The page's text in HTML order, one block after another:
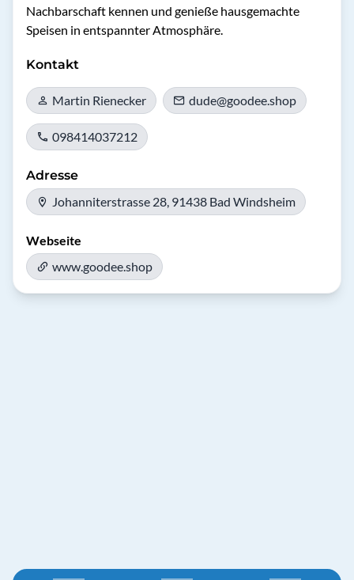
Nachbarschaft kennen und genieße hausgemachte
Speisen in entspannter Atmosphäre.
Kontakt
Martin Rienecker dude@goodee.shop
098414037212
Adresse
Johanniterstrasse 28, 91438 Bad Windsheim
Webseite
www.goodee.shop